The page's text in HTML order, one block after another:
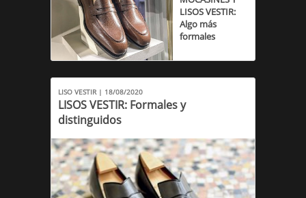
LISOS VESTIR:
Algo más
formales
LISO VESTIR | 18/08/2020
LISOS VESTIR: Formales y
distinguidos